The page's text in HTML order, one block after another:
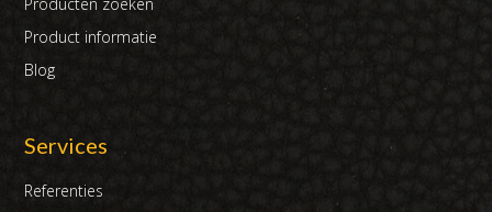
Product informatie
Blog
Services
Referenties